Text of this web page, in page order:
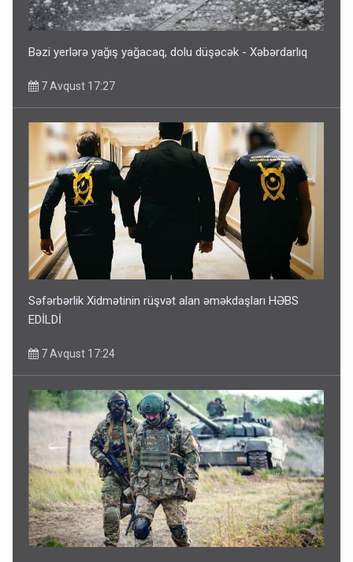
Bəzi yerlərə yağış yağacaq, dolu düşəcək - Xəbərdarlıq
7 Avqust 17:27
Səfərbərlik Xidmətinin rüşvət alan əməkdaşları HƏBS
EDİLDİ
7 Avqust 17:24